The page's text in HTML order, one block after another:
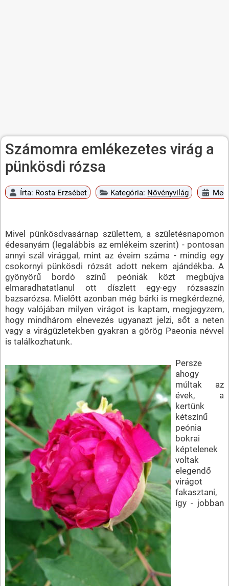
Számomra emlékezetes virág a
pünkösdi rózsa
Írta: Rosta Erzsébet Kategória: Növényvilág
Mivel pünkösdvasárnap születtem, a születésnapomon
édesanyám (legalábbis az emlékeim szerint) - pontosan
annyi szál virággal, mint az éveim száma - mindig egy
csokornyi pünkösdi rózsát adott nekem ajándékba. A
gyönyörű bordó színű peóniák közt megbújva
elmaradhatatlanul ott díszlett egy-egy rózsaszín
bazsarózsa. Mielőtt azonban még bárki is megkérdezné,
hogy valójában milyen virágot is kaptam, megjegyzem,
hogy mindhárom elnevezés ugyanazt jelzi, sőt a neten
vagy a virágüzletekben gyakran a görög Paeonia névvel
is találkozhatunk.
Persze
ahogy
múltak az
évek, a
kertünk
kétszínű
peónia
bokrai
képtelenek
voltak
elegendő
virágot
fakasztani,
így - jobban